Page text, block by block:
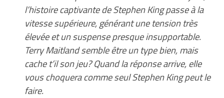
l’histoire captivante de Stephen King passe à la
vitesse supérieure, générant une tension très
élevée et un suspense presque insupportable.
Terry Maitland semble être un type bien, mais
cache t’il son jeu? Quand la réponse arrive, elle
vous choquera comme seul Stephen King peut le
faire.